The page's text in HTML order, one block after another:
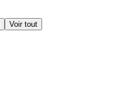
Voir tout